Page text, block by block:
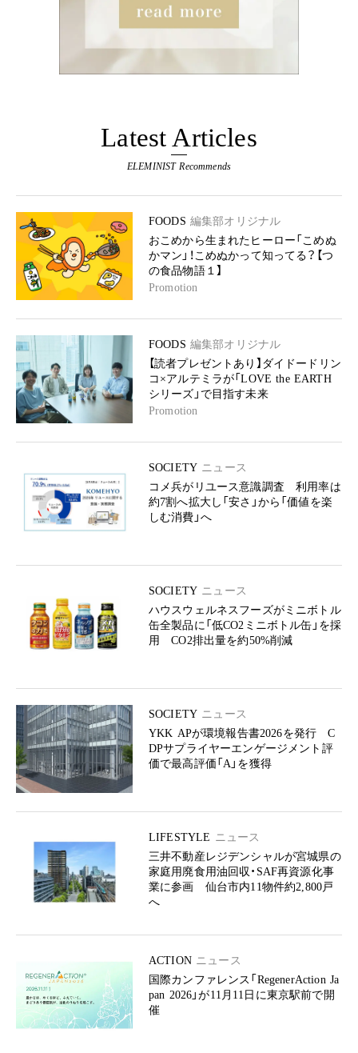
Latest Articles
ELEMINIST Recommends
FOODS 編集部オリジナル
おこめから生まれたヒーロー「こめぬ
かマン」！こめぬかって知ってる？【つ
の食品物語１】
Promotion
FOODS 編集部オリジナル
【読者プレゼントあり】ダイドードリン
コ×アルテミラが「LOVE the EARTH
シリーズ」で目指す未来
Promotion
SOCIETY ニュース
コメ兵がリユース意識調査 利用率は
約7割へ拡大し「安さ」から「価値を楽
しむ消費」へ
SOCIETY ニュース
ハウスウェルネスフーズがミニボトル
缶全製品に「低CO2ミニボトル缶」を採
用 CO2排出量を約50%削減
SOCIETY ニュース
YKK APが環境報告書2026を発行 C
DPサプライヤーエンゲージメント評
価で最高評価「A」を獲得
LIFESTYLE
ニュース
三井不動産レジデンシャルが宮城県の
家庭用廃食用油回収・SAF再資源化事
業に参画 仙台市内11物件約2,800戸
へ
ACTION ニュース
国際カンファレンス「RegenerAction Ja
pan 2026」が11月11日に東京駅前で開
催